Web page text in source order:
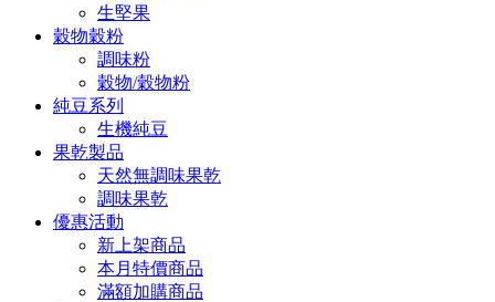
生堅果
穀物穀粉
調味粉
穀物/穀物粉
純豆系列
生機純豆
果乾製品
天然無調味果乾
調味果乾
優惠活動
新上架商品
本月特價商品
滿額加購商品